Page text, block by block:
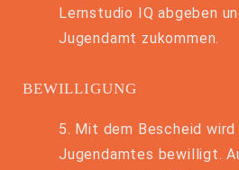
Lernstudio IQ abgeben
Jugendamt zukommen.
BEWILLIGUNG
5. Mit dem Bescheid
Jugendamtes bewilligt.